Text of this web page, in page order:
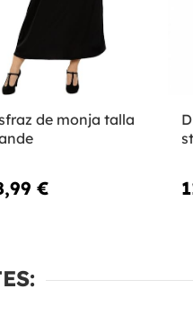
de monja talla
€